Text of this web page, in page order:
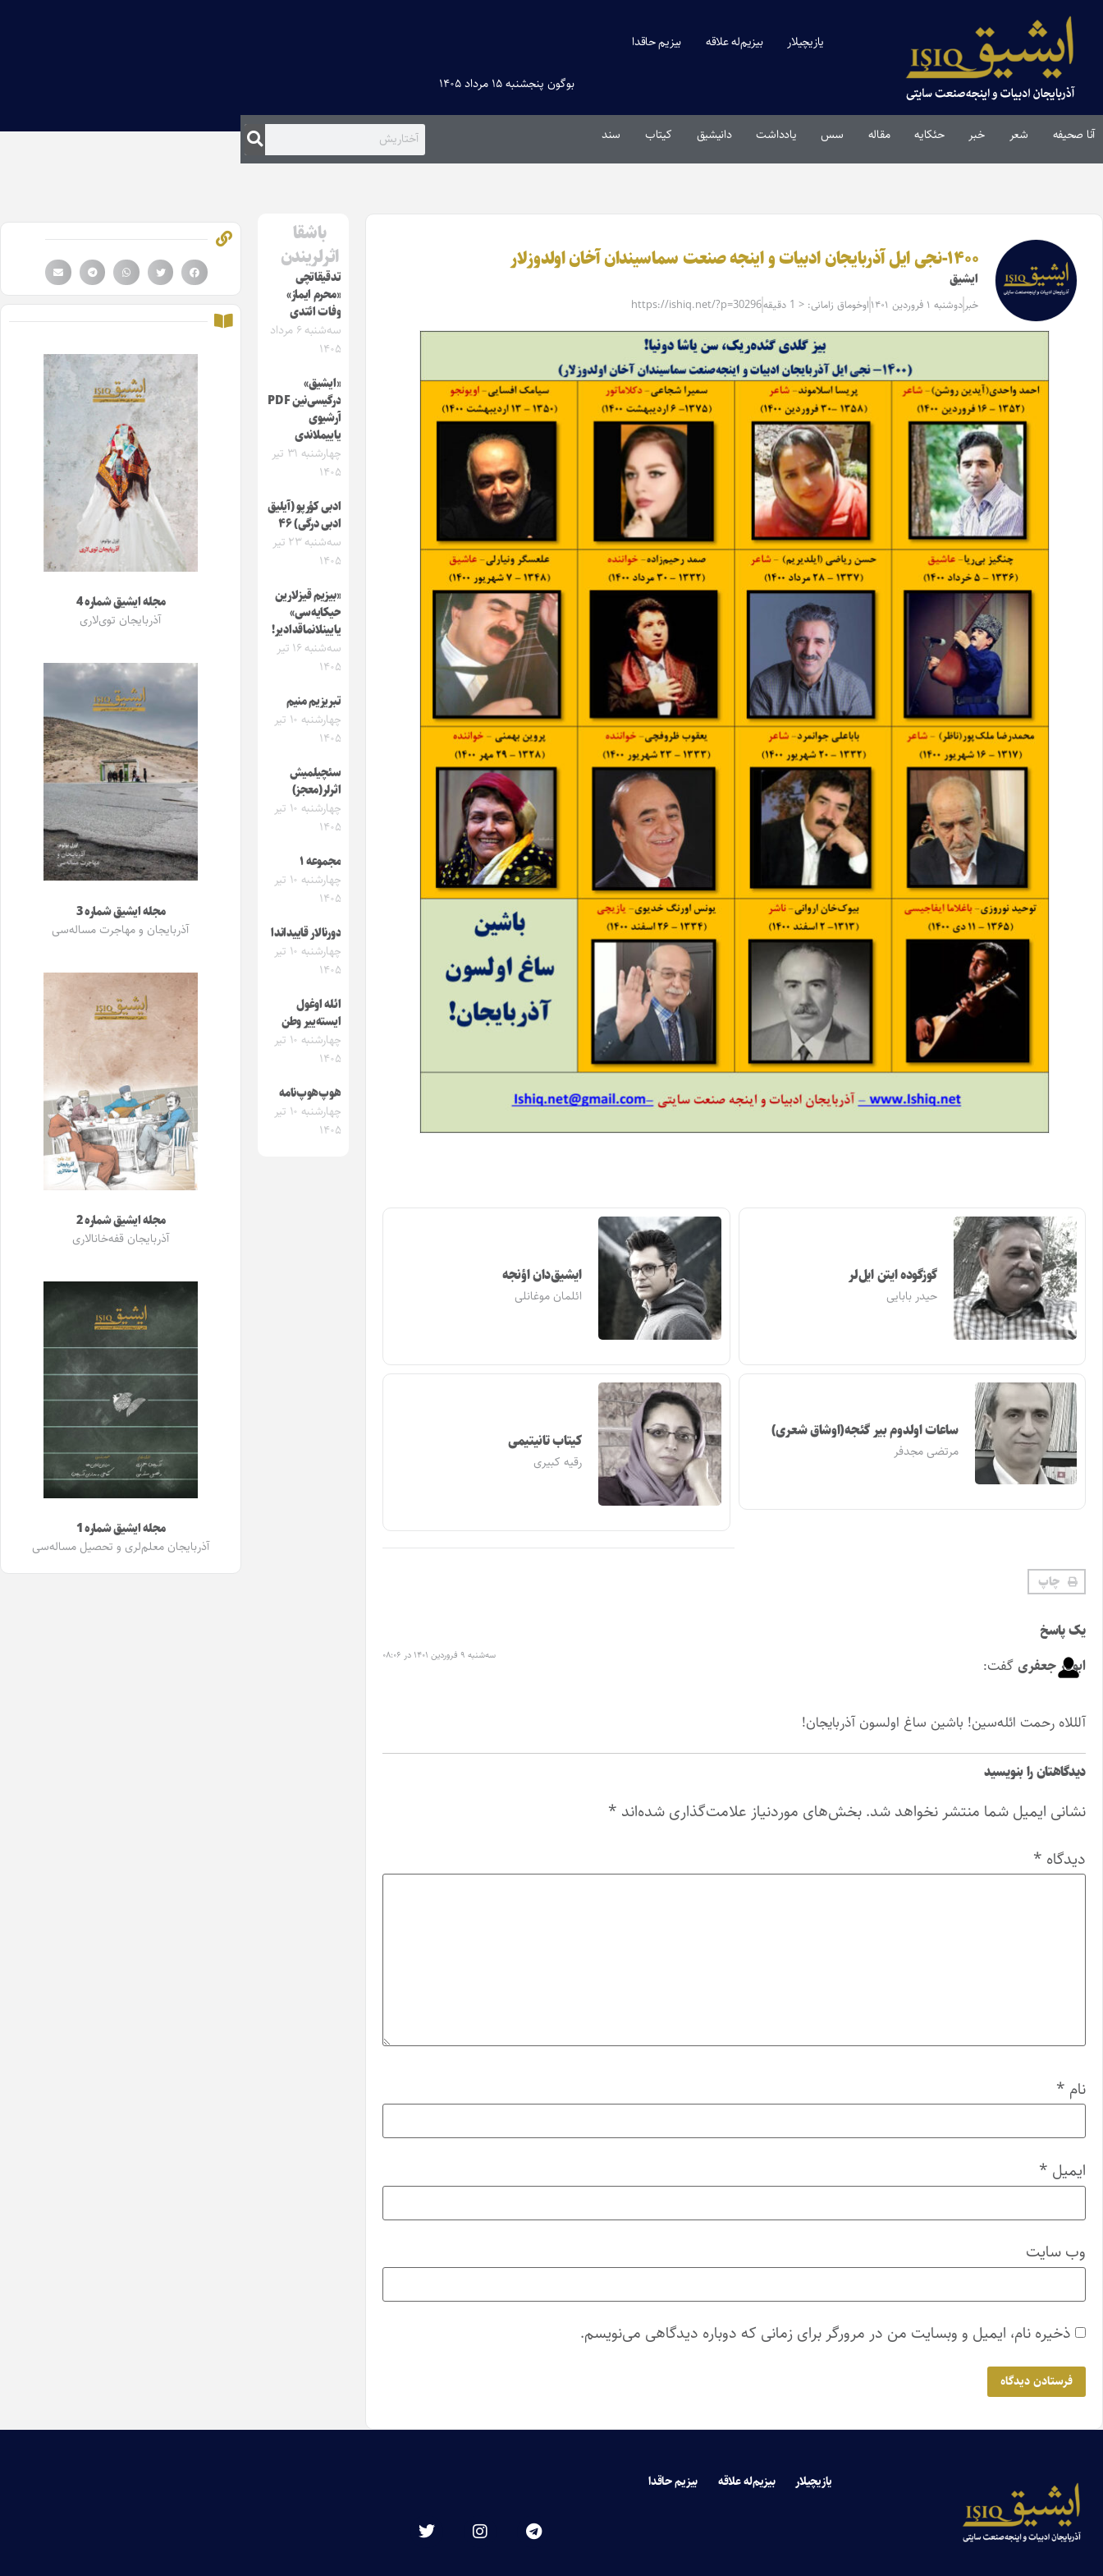
یازیچیلار بیزیم‌له علاقه بیزیم حاقدا
بوگون پنجشنبه ۱۵ مرداد ۱۴۰۵
آنا صحیفه شعر خبر حئکایه مقاله‌ سس یادداشت دانیشیق کیتاب سند
۱۴۰۰-نجی ایل آذربایجان ادبیات و اینجه صنعت سماسیندان آخان اولدوزلار
ایشیق
خبر دوشنبه ۱ فروردین ۱۴۰۱ اوخوماق زامانی: < 1 دقیقه https://ishiq.net/?p=30296
گوزگوده ایتن ایل‌لر
حیدر بابایی
ایشیق‌دان اؤنجه
ائلمان موغانلی
ساعات اولدوم بیر گئجه(اوشاق شعری)
مرتضی مجدفر
کیتاب تانیتیمی
رقیه کبیری
چاپ
یک پاسخ
ابوذر جعفریگفت: سه‌شنبه ۹ فروردین ۱۴۰۱ در ۰۸:۰۶
آلللاه رحمت ائله‌سین! باشین ساغ اولسون آذربایجان!
دیدگاهتان را بنویسید
نشانی ایمیل شما منتشر نخواهد شد. بخش‌های موردنیاز علامت‌گذاری شده‌اند *
دیدگاه *
نام *
ایمیل *
وب‌ سایت
ذخیره نام، ایمیل و وبسایت من در مرورگر برای زمانی که دوباره دیدگاهی می‌نویسم.
باشقا
اثرلریندن
تدقیقاتچی
«محرم ایماز»
وفات ائتدی
سه‌شنبه ۶ مرداد
۱۴۰۵
«ایشیق»
درگیسی‌نین PDF
آرشیوی
یاییملاندی
چهارشنبه ۳۱ تیر
۱۴۰۵
ادبی کؤرپو (آیلیق
ادبی درگی) ۴۶
سه‌شنبه ۲۳ تیر
۱۴۰۵
«بیزیم قیزلارین
حیکایه‌سی»
یایینلانماقدادیر!
سه‌شنبه ۱۶ تیر
۱۴۰۵
تبریزیم منیم
چهارشنبه ۱۰ تیر
۱۴۰۵
سئچیلمیش
اثرلر(معجز)
چهارشنبه ۱۰ تیر
۱۴۰۵
مجموعه ۱
چهارشنبه ۱۰ تیر
۱۴۰۵
دورنالار قاییداندا
چهارشنبه ۱۰ تیر
۱۴۰۵
ائله اوغول
ایسته‌ییر وطن
چهارشنبه ۱۰ تیر
۱۴۰۵
هوپ‌هوپ‌نامه
چهارشنبه ۱۰ تیر
۱۴۰۵
مجله ایشیق شماره 4
آذربایجان توی‌لاری
مجله ایشیق شماره 3
آذربایجان و مهاجرت مساله‌سی
مجله ایشیق شماره 2
آذربایجان قفه‌خانالاری
مجله ایشیق شماره 1
آذربایجان معلم‌لری و تحصیل مساله‌سی
یازیچیلار بیزیم‌له علاقه بیزیم حاقدا